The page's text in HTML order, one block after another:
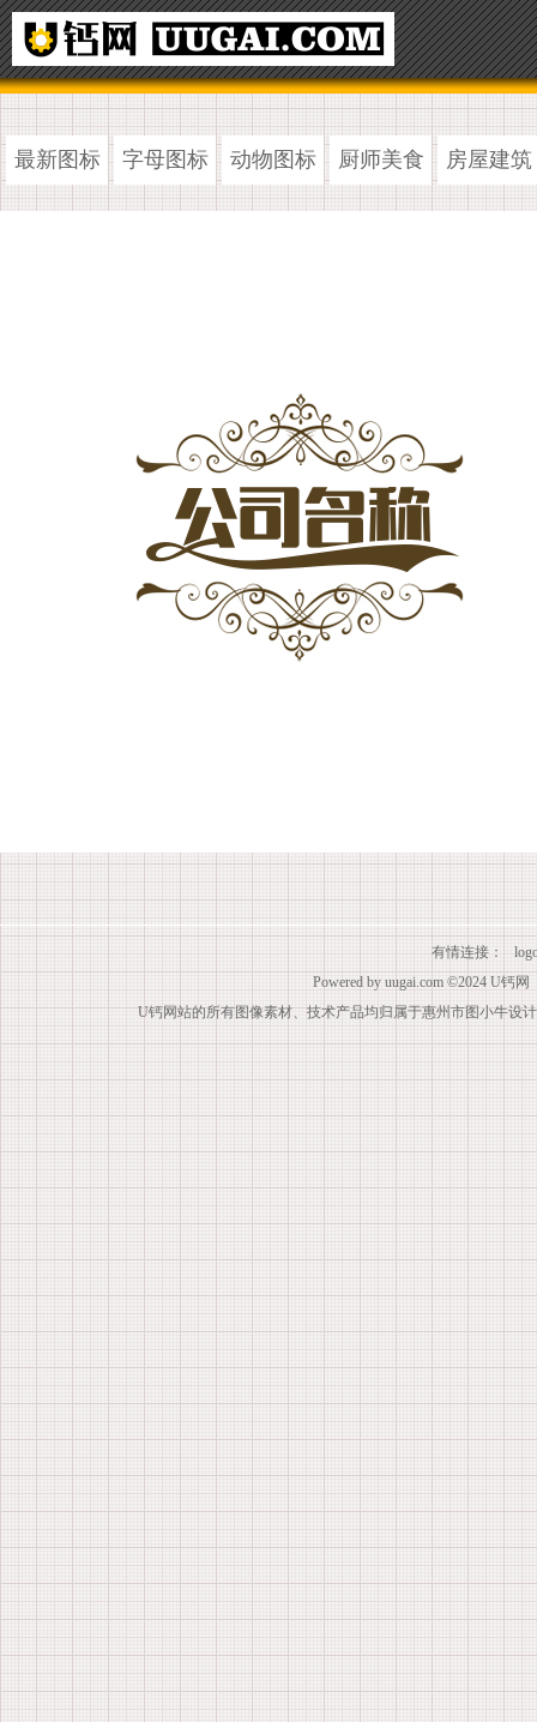
最新图标 字母图标 动物图标 厨师美食 房屋建筑
有情连接：
Powered by uugai.com ©2024 U钙网
U钙网站的所有图像素材、技术产品均归属于惠州市图小牛设